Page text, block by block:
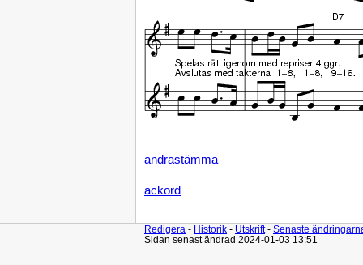
andrastämma
ackord
Redigera - Historik - Utskrift- Senaste
Sidan senast ändrad 2024-01-03 13:51